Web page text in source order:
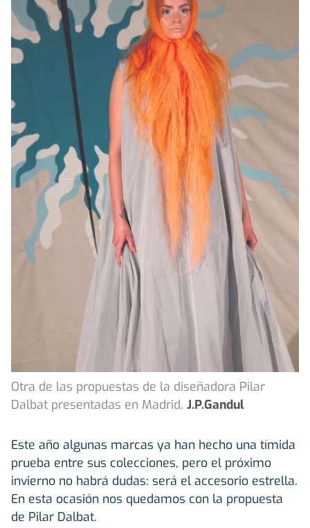
Otra de las propuestas de la diseñadora Pilar
Dalbat presentadas en Madrid. J.P.Gandul
Este año algunas marcas ya han hecho una tímida
prueba entre sus colecciones, pero el próximo
invierno no habrá dudas: será el accesorio estrella.
En esta ocasión nos quedamos con la propuesta
de Pilar Dalbat.